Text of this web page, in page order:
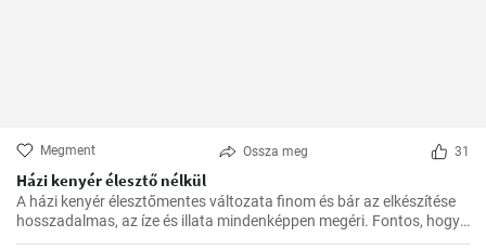
Megment Ossza meg 31
Házi kenyér élesztő nélkül
A házi kenyér élesztőmentes változata finom és bár az elkészítése
hosszadalmas, az íze és illata mindenképpen megéri. Fontos, hogy
előre tervezzük meg az készítést, mivel a dagasztás után